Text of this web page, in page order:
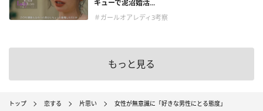
キューで泥沼婚活...
＃ガールオアレディ3考察
もっと見る
トップ 恋する 片思い 女性が無意識に「好きな男性にとる態度」